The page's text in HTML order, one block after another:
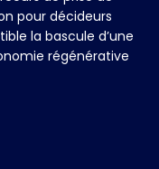
pour décideurs
la bascule d’une
régénérative